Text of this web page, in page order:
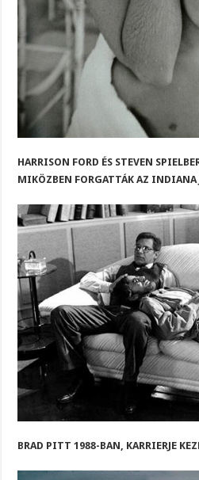
HARRISON FORD ÉS STEVEN
MIKÖZBEN FORGATTÁK AZ INDIANA
BRAD PITT 1988-BAN, KARRIERJE